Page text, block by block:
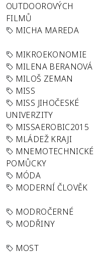
OUTDOOROVÝCH
FILMŮ
MICHA MAREDA
MIKROEKONOMIE
MILENA BERANOVÁ
MILOŠ ZEMAN
MISS
MISS JIHOČESKÉ
UNIVERZITY
MISSAEROBIC2015
MLÁDEŽ KRAJI
MNEMOTECHNICKÉ
POMŮCKY
MÓDA
MODERNÍ ČLOVĚK
MODROČERNÉ
MODŘINY
MOST